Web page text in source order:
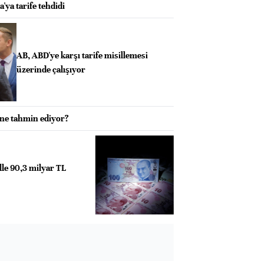
tarife tehdidi
AB, ABD'ye karşı tarife misillemesi
üzerinde çalışıyor
tahmin ediyor?
90,3 milyar TL